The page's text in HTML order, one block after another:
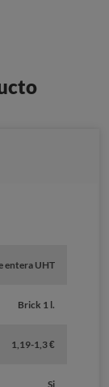
entera UHT
Brick 1 l.
1,19-1,3 €
Si